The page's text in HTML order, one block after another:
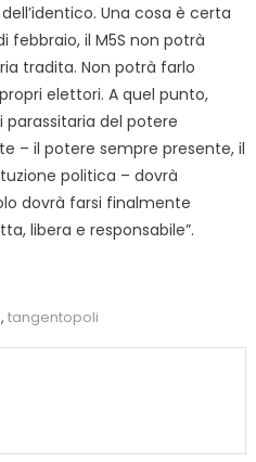
Una cosa è certa
febbraio, il M5S non potrà
tradita. Non potrà farlo
elettori. A quel punto,
del potere
– il potere sempre presente, il
politica – dovrà
dovrà farsi finalmente
libera e responsabile”.
, tangentopoli